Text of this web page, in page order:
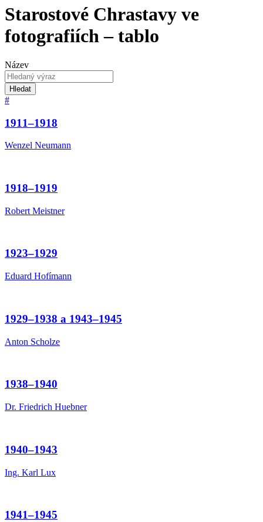
Starostové Chrastavy ve
fotografiích – tablo
Název
Hledat
#
1911–1918
Wenzel Neumann
1918–1919
Robert Meistner
1923–1929
Eduard Hofímann
1929–1938 a 1943–1945
Anton Scholze
1938–1940
Dr. Friedrich Huebner
1940–1943
Ing. Karl Lux
1941–1945